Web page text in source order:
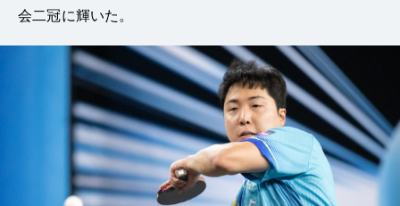
会二冠に輝いた。